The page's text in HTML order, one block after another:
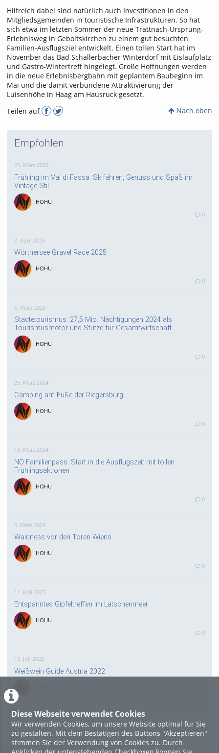
Diese Webseite verwendet Cookies
Wir verwenden Cookies, um unsere Website optimal für Sie
zu gestalten. Mit dem Bestätigen des Buttons "Akzeptieren"
stimmen Sie der Verwendung von Cookies zu. Durch
Hilfreich dabei sind natürlich auch Investitionen in den
Mitgliedsgemeinden in touristische Infrastrukturen. So hat
sich etwa im letzten Sommer der neue Trattnach-Ursprung-
Erlebnisweg in Geboltskirchen zu einem gut besuchten
Familien-Ausflugsziel entwickelt. Einen tollen Start hat im
November das Bad Schallerbacher Winterdorf mit Eislaufplatz
und Gastro-Wintertreff hingelegt. Große Hoffnungen werden
in die neue Erlebnisbergbahn mit geplantem Baubeginn im
Mai und die damit verbundene Attraktivierung der
Luisenhöhe in Haag am Hausruck gesetzt.
Teilen auf
Nach oben
Empfohlen
25. März 2026
Frühling im Val di Fassa: Skifahren, Genuss und Spaß im
Vintage-Stil
HOHU
0
7. April 2025
Wörthersee Gravel Race 2025
HOHU
0
6. März 2025
Städtetourismus: 27,5 Mio. Nächtigungen 2024 als
Tourismusmotor und Stütze für Gesamtwirtschaft
HOHU
0
25. März 2024
Camping am Fuße der Riegersburg
HOHU
0
13. März 2024
NÖ Familienpass: Start in die Ausflugszeit mit tollen
Frühlingsaktionen
HOHU
0
6. März 2024
Waldness vor den Toren Wiens
HOHU
0
11. Mai 2023
Entspanntes Gipfeltreffen im Latschenmeer
HOHU
0
19. Juli 2022
Weißwein Guide Austria 2022
16. Mai 2022
neuer Test-Newsbeitrag